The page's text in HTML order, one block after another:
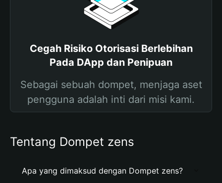
Cegah Risiko Otorisasi Berlebihan
Pada DApp dan Penipuan
Sebagai sebuah dompet, menjaga aset
pengguna adalah inti dari misi kami.
Tentang Dompet zens
Apa yang dimaksud dengan Dompet zens?